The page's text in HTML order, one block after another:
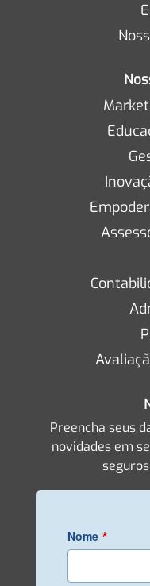
Preencha seus
novidades em
Nome *